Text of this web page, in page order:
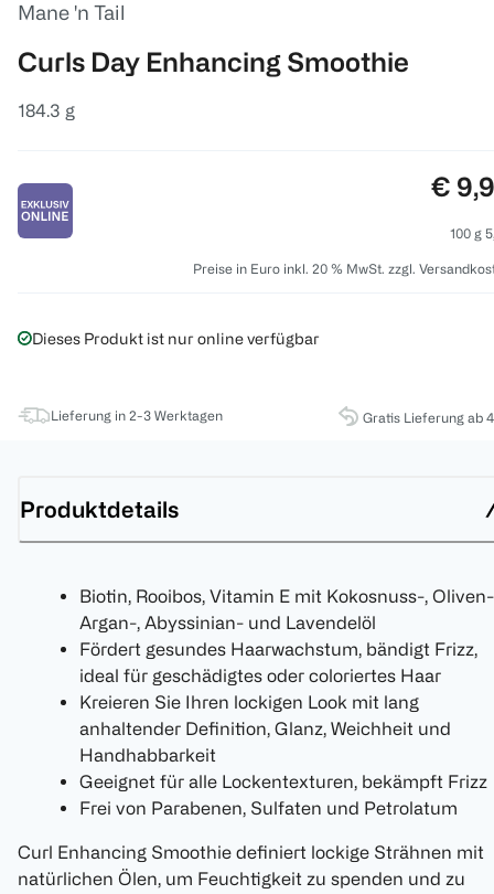
Mane 'n Tail
Curls Day Enhancing Smoothie
184.3 g
€
100 g
Preise in Euro inkl. 20 % MwSt. zzgl.
Dieses Produkt ist nur online verfügbar
Lieferung in 2-3 Werktagen Gratis Lieferung ab
Produktdetails
Biotin, Rooibos, Vitamin E mit Kokosnuss-,
Argan-, Abyssinian- und Lavendelöl
Fördert gesundes Haarwachstum, bändigt Frizz,
ideal für geschädigtes oder coloriertes Haar
Kreieren Sie Ihren lockigen Look mit lang
anhaltender Definition, Glanz, Weichheit und
Handhabbarkeit
Geeignet für alle Lockentexturen, bekämpft Frizz
Frei von Parabenen, Sulfaten und Petrolatum
Curl Enhancing Smoothie definiert lockige Strähnen mit
natürlichen Ölen, um Feuchtigkeit zu spenden und zu